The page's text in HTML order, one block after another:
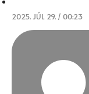
2025. JÚL 29. / 00:23